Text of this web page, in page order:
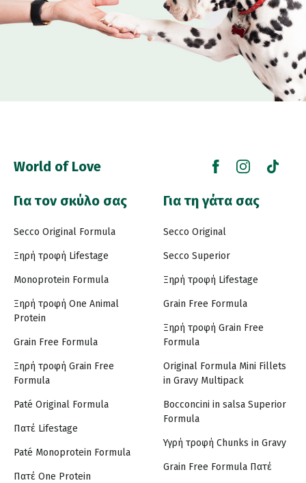
World of Love
Για τον σκύλο σας
Secco Original Formula
Ξηρή τροφή Lifestage
Monoprotein Formula
Ξηρή τροφή One Animal
Protein
Grain Free Formula
Ξηρή τροφή Grain Free
Formula
Paté Original Formula
Πατέ Lifestage
Paté Monoprotein Formula
Πατέ One Protein
Για τη γάτα σας
Secco Original
Secco Superior
Ξηρή τροφή Lifestage
Grain Free Formula
Ξηρή τροφή Grain Free
Formula
Original Formula Mini Fillets
in Gravy Multipack
Bocconcini in salsa Superior
Formula
Υγρή τροφή Chunks in Gravy
Grain Free Formula Πατέ